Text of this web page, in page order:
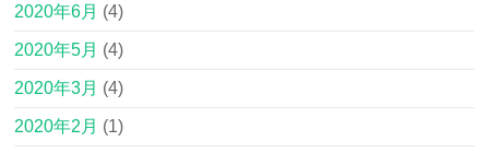
2020年6月 (4)
2020年5月 (4)
2020年3月 (4)
2020年2月 (1)